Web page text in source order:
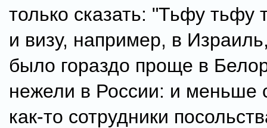
только сказать: "Тьфу тьфу
и визу, например, в
было гораздо проще в
нежели в России: и меньше
как-то сотрудники